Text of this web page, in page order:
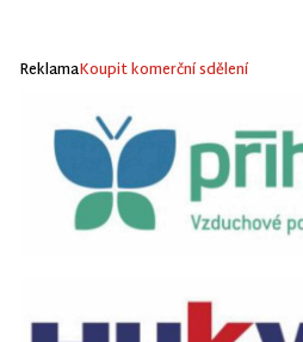
ReklamaKoupit komerční sdělení